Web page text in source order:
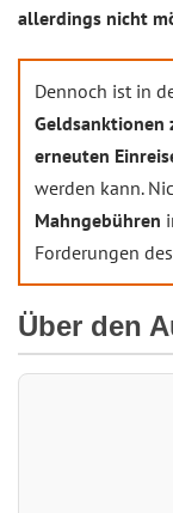
allerdings nicht
Dennoch ist in
Geldsanktionen
erneuten
werden kann.
Mahngebühren
Forderungen des
Über den